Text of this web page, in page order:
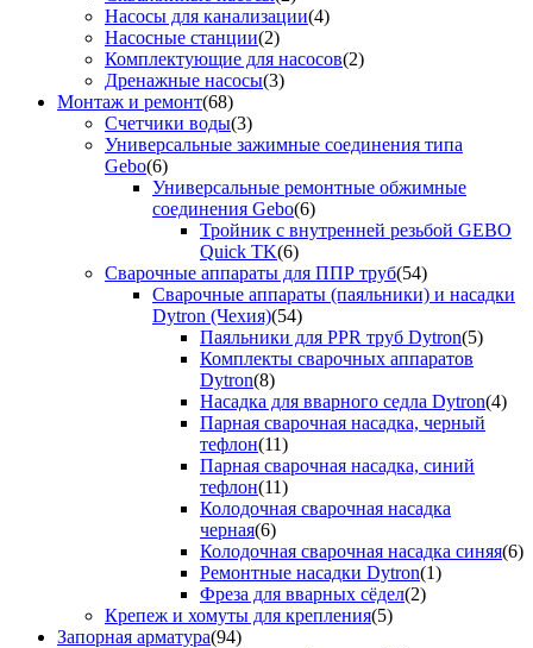
Насосы для канализации(4)
Насосные станции(2)
Комплектующие для насосов(2)
Дренажные насосы(3)
Монтаж и ремонт(68)
Счетчики воды(3)
Универсальные зажимные соединения типа
Gebo(6)
Универсальные ремонтные обжимные
соединения Gebo(6)
Тройник с внутренней резьбой GEBO
Quick TK(6)
Сварочные аппараты для ППР труб(54)
Сварочные аппараты (паяльники) и насадки
Dytron (Чехия)(54)
Паяльники для PPR труб Dytron(5)
Комплекты сварочных аппаратов
Dytron(8)
Насадка для вварного седла Dytron(4)
Парная сварочная насадка, черный
тефлон(11)
Парная сварочная насадка, синий
тефлон(11)
Колодочная сварочная насадка
черная(6)
Колодочная сварочная насадка синяя(6)
Ремонтные насадки Dytron(1)
Фреза для вварных сёдел(2)
Крепеж и хомуты для крепления(5)
Запорная арматура(94)